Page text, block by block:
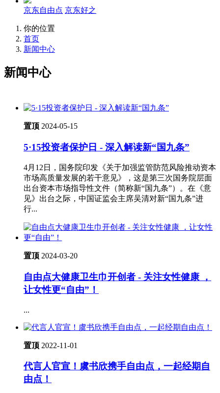
京东自由点 京东好之
你的位置
首页
新闻中心
新闻中心
置顶 2024-05-15
5·15投资者保护日 - 深入解读新“国九条”
4月12日，国务院印发《关于加强监管防范风险推动资本
市场高质量发展的若干意见》，这是第三次国务院层面
出台资本市场指导性文件（简称新“国九条”）。在《意
见》出台之际，中国证监会主席吴清对新“国九条”进
行...
置顶 2024-03-20
自由点大健康卫生巾开创者 - 关注女性健康 ，
让女性更“自由”！
...
置顶 2022-11-01
代言人官宣！虞书欣携手自由点，一起经期自
由点！